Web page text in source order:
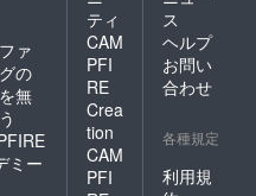
ァ
の
無
ミー
ティ
CAM
PFI
RE
Crea
tion
CAM
PFI
ス
ヘルプ
お問い
合わせ
各種規定
利用規